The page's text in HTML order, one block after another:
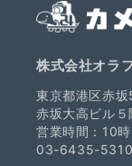
株式会社オラ
東京都港区赤
赤坂大高ビル５
営業時間：10
03-6435-5310